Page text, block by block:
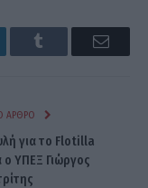
Tumblr Email
ΆΡΘΡΟ
για το Flotilla
ο ΥΠΕΞ Γιώργος